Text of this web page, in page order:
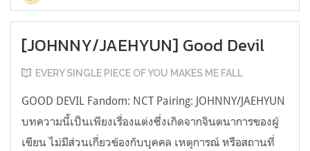
[JOHNNY/JAEHYUN] Good Devil
EVERY SINGLE PIECE OF YOU MAKES ME FALL
GOOD DEVIL Fandom: NCT Pairing: JOHNNY/JAEHYUN
บทความนี้เป็นเพียงเรื่องแต่งซึ่งเกิดจากจินตนาการของผู้
เขียน ไม่มีส่วนเกี่ยวข้องกับบุคคล เหตุการณ์ หรือสถานที่